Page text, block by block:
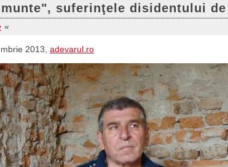
suferinţele disidentului
2013, adevarul.ro